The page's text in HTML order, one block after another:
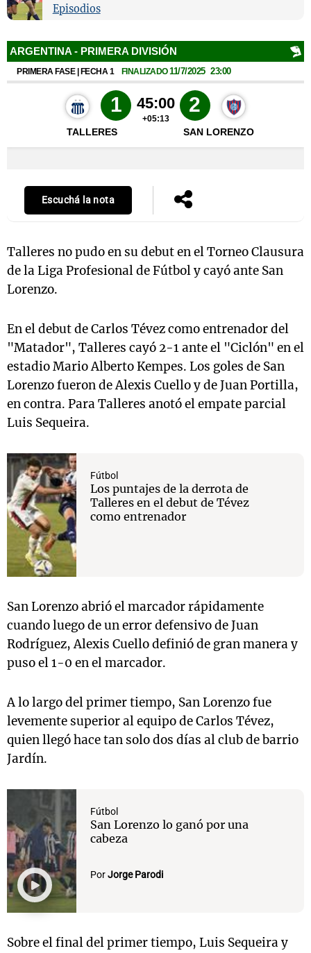
Episodios
Escuchá la nota
Talleres no pudo en su debut en el Torneo Clausura
de la Liga Profesional de Fútbol y cayó ante San
Lorenzo.
En el debut de Carlos Tévez como entrenador del
"Matador", Talleres cayó 2-1 ante el "Ciclón" en el
estadio Mario Alberto Kempes. Los goles de San
Lorenzo fueron de Alexis Cuello y de Juan Portilla,
en contra. Para Talleres anotó el empate parcial
Luis Sequeira.
Fútbol
Los puntajes de la derrota de
Talleres en el debut de Tévez
como entrenador
San Lorenzo abrió el marcador rápidamente
cuando luego de un error defensivo de Juan
Rodríguez, Alexis Cuello definió de gran manera y
puso el 1-0 en el marcador.
A lo largo del primer tiempo, San Lorenzo fue
levemente superior al equipo de Carlos Tévez,
quien llegó hace tan solo dos días al club de barrio
Jardín.
Fútbol
San Lorenzo lo ganó por una
cabeza
PorJorge Parodi
Sobre el final del primer tiempo, Luis Sequeira y